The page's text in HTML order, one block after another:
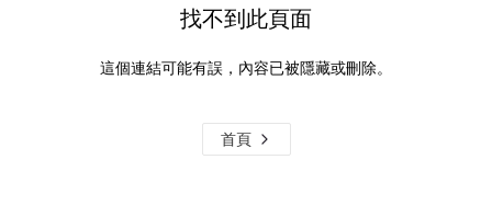
找不到此頁面
這個連結可能有誤，內容已被隱藏或刪除。
首頁